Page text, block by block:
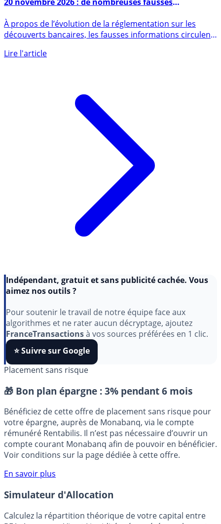
Découverts autorisés et réglementation applicable au
20 novembre 2026 : de nombreuses fausses
informations
À propos de l’évolution de la réglementation sur les
découverts bancaires, les fausses informations circulent
rapidement (...)
Indépendant, gratuit et sans publicité cachée. Vous
Pour soutenir le travail de notre équipe face aux
algorithmes et ne rater aucun décryptage, ajoutez
FranceTransactionsà vos sources préférées en 1 clic.
⭐️ Suivre sur Google
Placement sans risque
🎁 Bon plan épargne : 3% pendant 6 mois
Bénéficiez de cette offre de placement sans risque pour
votre épargne, auprès de Monabanq, via le compte
rémunéré Rentabilis. Il n’est pas nécessaire d’ouvrir un
compte courant Monabanq afin de pouvoir en bénéficier.
Voir conditions sur la page dédiée à cette offre.
En savoir plus
Simulateur d'Allocation